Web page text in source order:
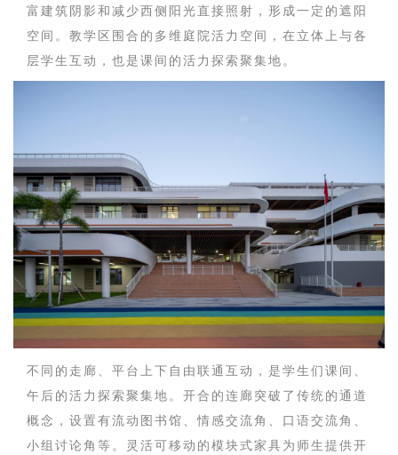
富建筑阴影和减少西侧阳光直接照射，形成一定的遮阳
空间。教学区围合的多维庭院活力空间，在立体上与各
层学生互动，也是课间的活力探索聚集地。
不同的走廊、平台上下自由联通互动，是学生们课间、
午后的活力探索聚集地。开合的连廊突破了传统的通道
概念，设置有流动图书馆、情感交流角、口语交流角、
小组讨论角等。灵活可移动的模块式家具为师生提供开